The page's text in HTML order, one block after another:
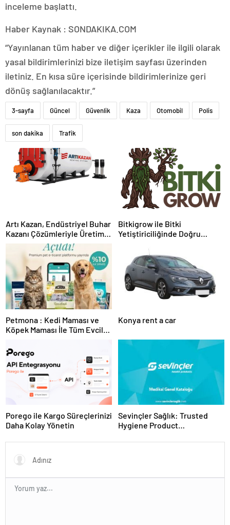
inceleme başlattı.
Haber Kaynak : SONDAKIKA.COM
“Yayınlanan tüm haber ve diğer içerikler ile ilgili olarak
yasal bildirimlerinizi bize iletişim sayfası üzerinden
iletiniz. En kısa süre içerisinde bildirimlerinize geri
dönüş sağlanılacaktır.”
3-sayfa Güncel Güvenlik Kaza Otomobil Polis
son dakika Trafik
Artı Kazan, Endüstriyel Buhar
Kazanı Çözümleriyle Üretim
Tesislerine Verimli Sistemler
Sunuyor
Bitkigrow ile Bitki
Yetiştiriciliğinde Doğru
Petmona : Kedi Maması ve
Köpek Maması İle Tüm Evcil
Konya rent a car
Porego ile Kargo Süreçlerinizi
Daha Kolay Yönetin
Sevinçler Sağlık: Trusted
Hygiene Product